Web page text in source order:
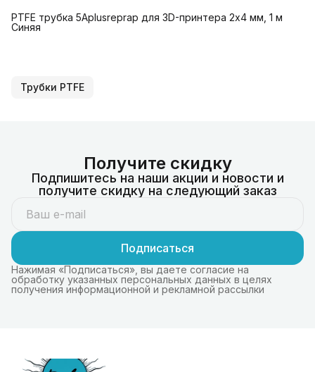
PTFE трубка 5Aplusreprap для 3D-принтера 2x4 мм, 1 м
Синяя
Трубки PTFE
Получите скидку
Подпишитесь на наши акции и новости и
получите скидку на следующий заказ
Подписаться
Нажимая «Подписаться», вы даете согласие на
обработку указанных персональных данных в целях
получения информационной и рекламной рассылки